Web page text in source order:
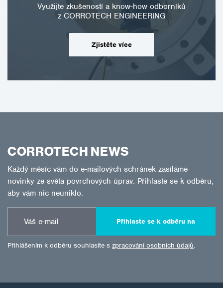
Využijte zkušeností a know-how odborníků
z CORROTECH ENGINEERING
Zjistěte více
CORROTECH NEWS
Každý měsíc vám do e-mailových schránek zasíláme
novinky ze světa povrchových úprav. Přihlaste se k odběru,
aby vám nic neuniklo.
Přihlaste se k odběru na
Přihlášením k odběru souhlasíte s zpracování osobních údajů.